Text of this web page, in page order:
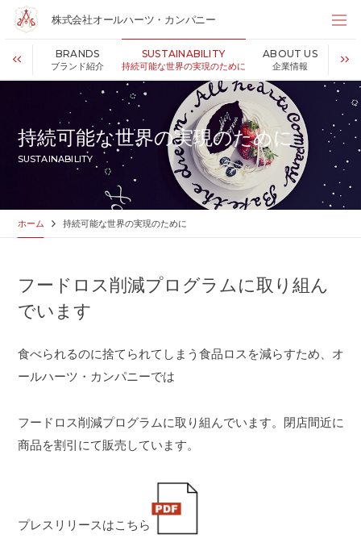
株式会社オールハーツ・カンパニー
内容
BRANDS
ブランド紹介
SUSTAINABILITY
持続可能な世界の実現のために
ABOUT US
企業情報
株式会社オールハーツ・カンパニー
店舗検索
ホーム
NEWS お知らせ
OUR VISION 私たちの想い
MESSAGE 代表メッセージ
企業理念
BUSINESS 事業内容
店舗情報
SUSTAINABILITY
PRIVACY POLICY
新卒採用
採用情報
持続可能な世界の実現のために
SUSTAINABILITY
ホーム 持続可能な世界の実現のために
フードロス削減プログラムに取り組ん
でいます
食べられるのに捨てられてしまう食品ロスを減らすため、オ
ールハーツ・カンパニーでは
フードロス削減プログラムに取り組んでいます。閉店間近に
商品を割引にて販売しています。
プレスリリースはこちら